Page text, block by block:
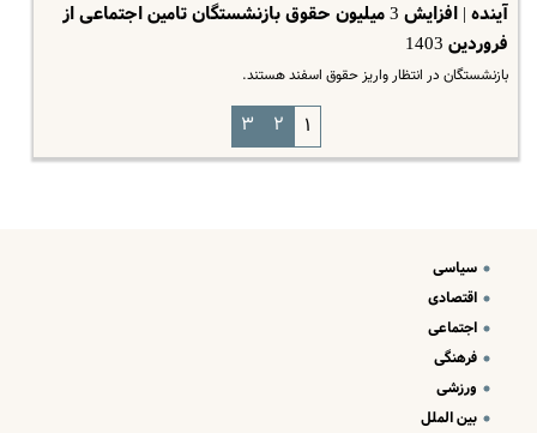
آینده | افزایش 3 میلیون حقوق بازنشستگان تامین اجتماعی از
فروردین 1403
بازنشستگان در انتظار واریز حقوق اسفند هستند.
۱ ۲ ۳
سیاسی
اقتصادی
اجتماعی
فرهنگی
ورزشی
بین الملل